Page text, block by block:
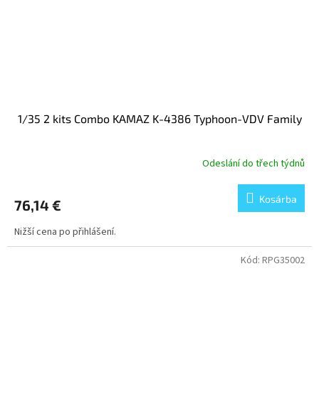
1/35 2 kits Combo KAMAZ K-4386 Typhoon-VDV Family
Odeslání do třech týdnů
76,14 € Kosárba
Nižší cena po přihlášení.
Kód: RPG35002